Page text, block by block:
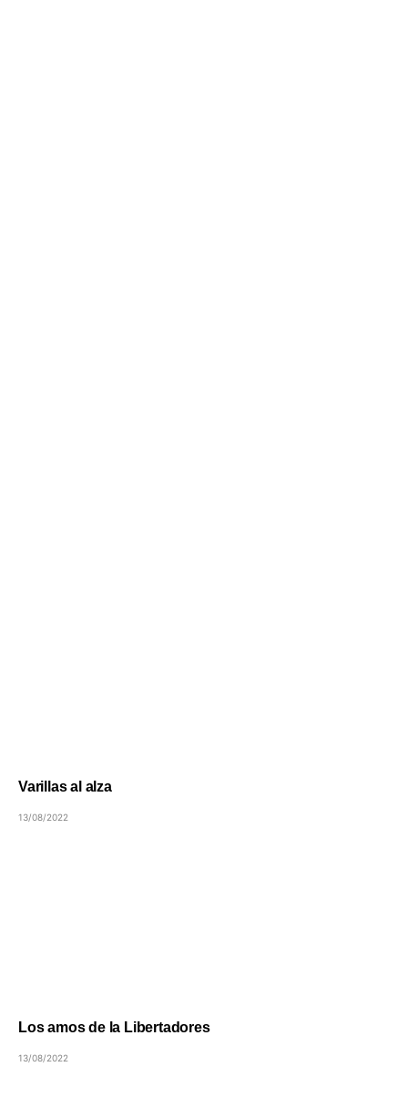
Varillas al alza
13/08/2022
Los amos de la Libertadores
13/08/2022